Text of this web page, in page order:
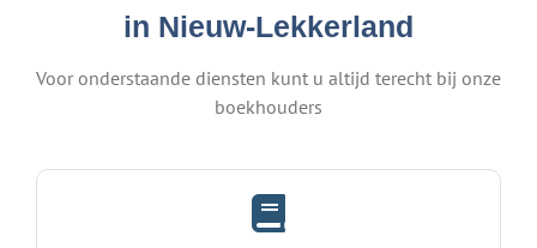
in Nieuw-Lekkerland
Voor onderstaande diensten kunt u altijd terecht bij onze
boekhouders